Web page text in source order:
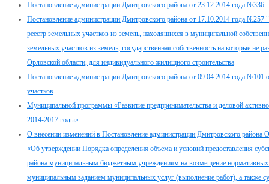
Постановление администрации Дмитровского района от 23.12.2014 года №336
Постановление администрации Дмитровского района от 17.10.2014 года
реестр земельных участков из земель, находящихся в муниципальной
земельных участков из земель, государственная собственность на которые не
Орловской области, для индивидуального жилищного строительства
Постановление администрации Дмитровского района от 09.04.2014 года №101
участков
Муниципальной программы «Развитие предпринимательства и деловой
2014-2017 годы»
О внесении изменений в Постановление администрации Дмитровского района
«Об утверждении Порядка определения объема и условий предоставления
района муниципальным бюджетным учреждениям на возмещение нормативных
муниципальным заданием муниципальных услуг (выполнение работ), а также